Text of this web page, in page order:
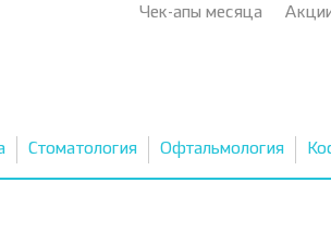
Чек-апы месяца
Стоматология Офтальмология